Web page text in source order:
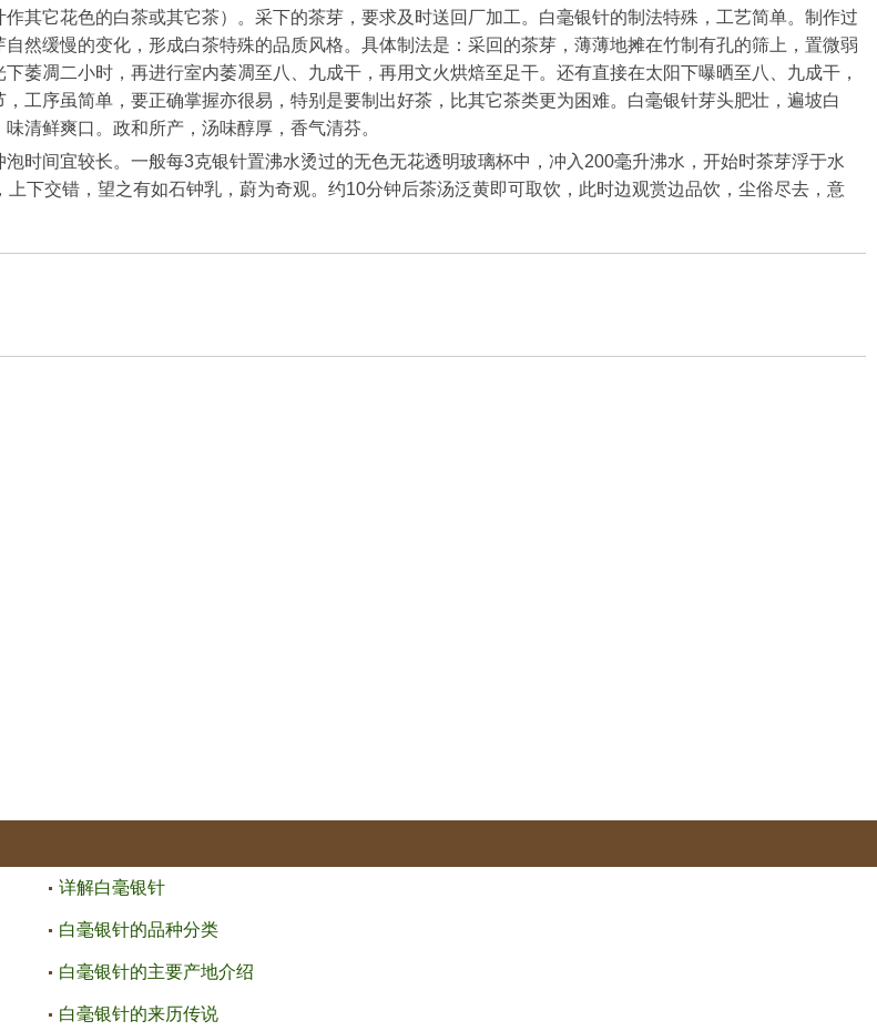
其它花色的白茶或其它茶）。采下的茶芽，要求及时送回厂加工。白毫银针的制法特殊，工艺简单。制作过
然缓慢的变化，形成白茶特殊的品质风格。具体制法是：采回的茶芽，薄薄地摊在竹制有孔的筛上，置微弱
萎凋二小时，再进行室内萎凋至八、九成干，再用文火烘焙至足干。还有直接在太阳下曝晒至八、九成干，
工序虽简单，要正确掌握亦很易，特别是要制出好茶，比其它茶类更为困难。白毫银针芽头肥壮，遍坡白
清鲜爽口。政和所产，汤味醇厚，香气清芬。
时间宜较长。一般每3克银针置沸水烫过的无色无花透明玻璃杯中，冲入200毫升沸水，开始时茶芽浮于水
下交错，望之有如石钟乳，蔚为奇观。约10分钟后茶汤泛黄即可取饮，此时边观赏边品饮，尘俗尽去，意
详解白毫银针
白毫银针的品种分类
白毫银针的主要产地介绍
白毫银针的来历传说